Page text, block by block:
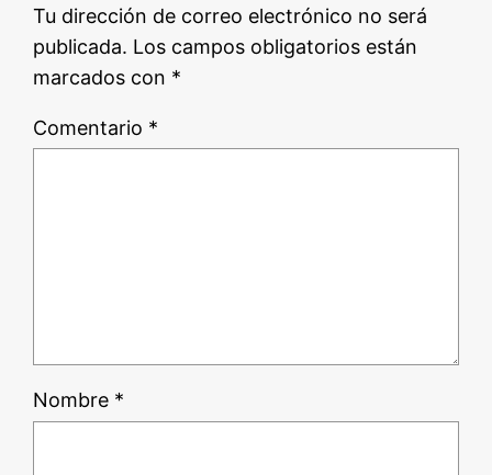
Tu dirección de correo electrónico no será
publicada. Los campos obligatorios están
marcados con *
Comentario *
Nombre *